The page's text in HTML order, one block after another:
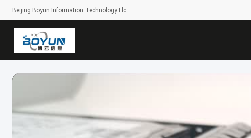
Beijing Boyun Information Technology Llc